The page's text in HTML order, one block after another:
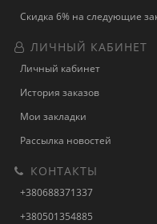
Скидка 6% на следующие
ЛИЧНЫЙ КАБИНЕТ
Личный кабинет
История заказов
Мои закладки
Рассылка новостей
КОНТАКТЫ
+380688371337
+380501354885